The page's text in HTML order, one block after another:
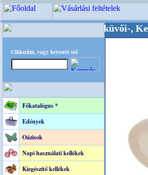
Cikkszám, vagy keresett szó
Főkatalógus *
Edények
Oázisok
Napi használati kellékek
Kiegészítő kellékek
, Esküvői-,